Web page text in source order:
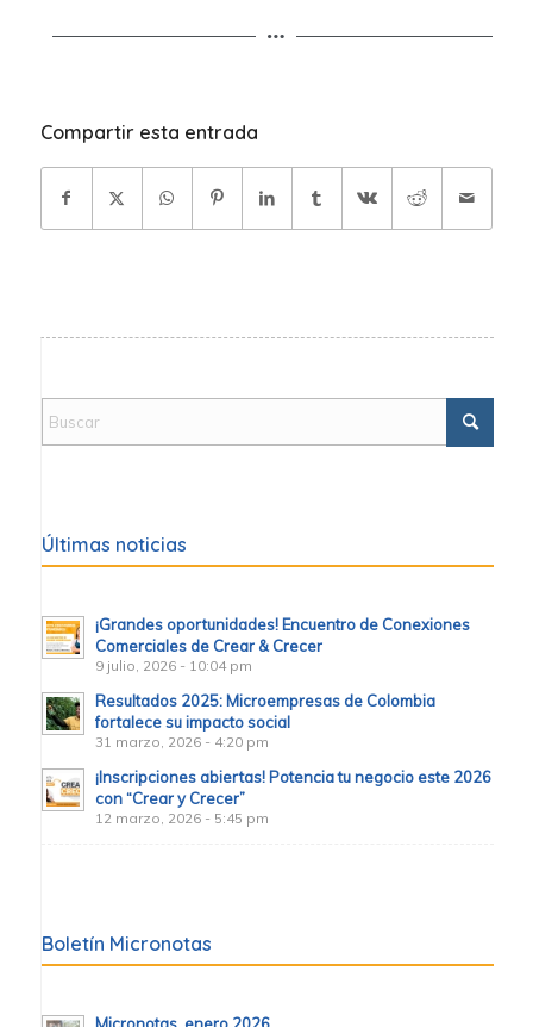
Compartir esta entrada
Últimas noticias
¡Grandes oportunidades! Encuentro de Conexiones
Comerciales de Crear & Crecer
9 julio, 2026 - 10:04 pm
Resultados 2025: Microempresas de Colombia
fortalece su impacto social
31 marzo, 2026 - 4:20 pm
¡Inscripciones abiertas! Potencia tu negocio este 2026
con “Crear y Crecer”
12 marzo, 2026 - 5:45 pm
Boletín Micronotas